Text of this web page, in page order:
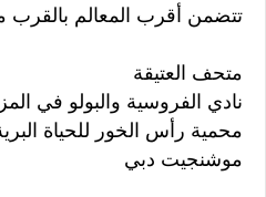
تتضمن أقرب المعالم بالقرب من
متحف العتيقة
نادي الفروسية والبولو في
محمية رأس الخور للحياة
موشنجيت دبي